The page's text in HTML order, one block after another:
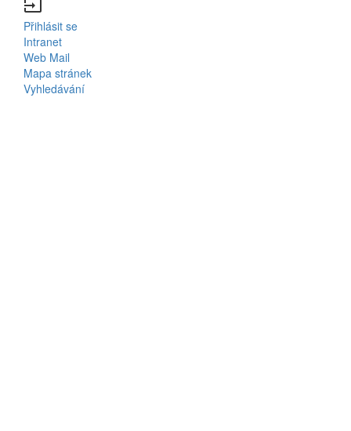
input
Bottom
Menu
Login
Přihlásit se
Intranet
Web Mail
Mapa stránek
Vyhledávání